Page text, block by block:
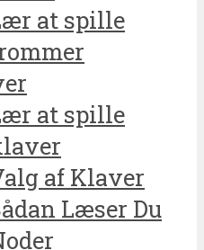
at spille
at spille
af Klaver
Læser Du